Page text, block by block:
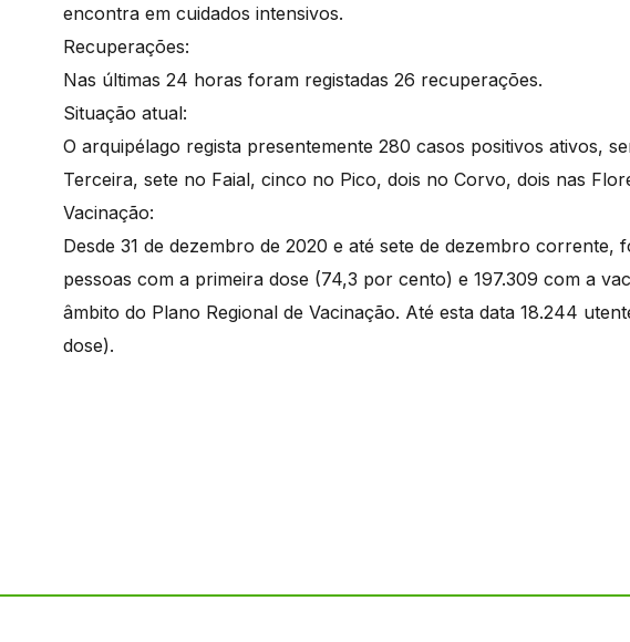
encontra em cuidados intensivos.
Recuperações:
Nas últimas 24 horas foram registadas 26 recuperações.
Situação atual:
O arquipélago regista presentemente 280 casos positivos ativos,
Terceira, sete no Faial, cinco no Pico, dois no Corvo, dois nas
Vacinação:
Desde 31 de dezembro de 2020 e até sete de dezembro corrente,
pessoas com a primeira dose (74,3 por cento) e 197.309 com a
âmbito do Plano Regional de Vacinação. Até esta data 18.244
dose).